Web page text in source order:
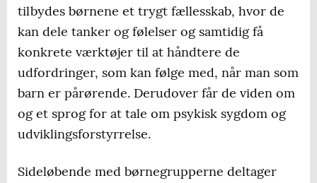
tilbydes børnene et trygt fællesskab, hvor de
kan dele tanker og følelser og samtidig få
konkrete værktøjer til at håndtere de
udfordringer, som kan følge med, når man som
barn er pårørende. Derudover får de viden om
og et sprog for at tale om psykisk sygdom og
udviklingsforstyrrelse.
Sideløbende med børnegrupperne deltager